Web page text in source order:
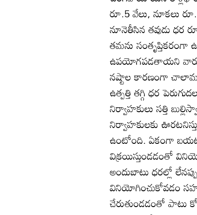
రూ.5 వేలు, నూకలు
నూనెతీసిన తవుడు ధర
తమను సంతృప్తికరంగా
ఉపయోగపడతాయని వారు
నష్టాల కారణంగా
ఉత్పత్తి తగ్గి ధర
నిర్వాహకులు సత్తి
నిర్వాహకులకు
ఉంటోంది. ఏకంగా బయట
విక్రయిస్తుండడంతో
అందుబాటు ధరల్లో
వినియోగించుకోవడం
చేరుతుండడంతో పాటు